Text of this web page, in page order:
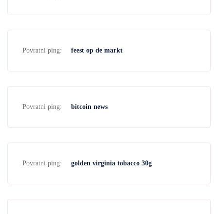
Povratni ping: feest op de markt
Povratni ping: bitcoin news
Povratni ping: golden virginia tobacco 30g